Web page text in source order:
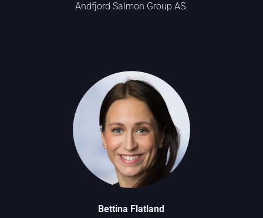
Andfjord Salmon Group AS.
Bettina Flatland